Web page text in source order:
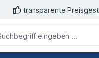
transparente